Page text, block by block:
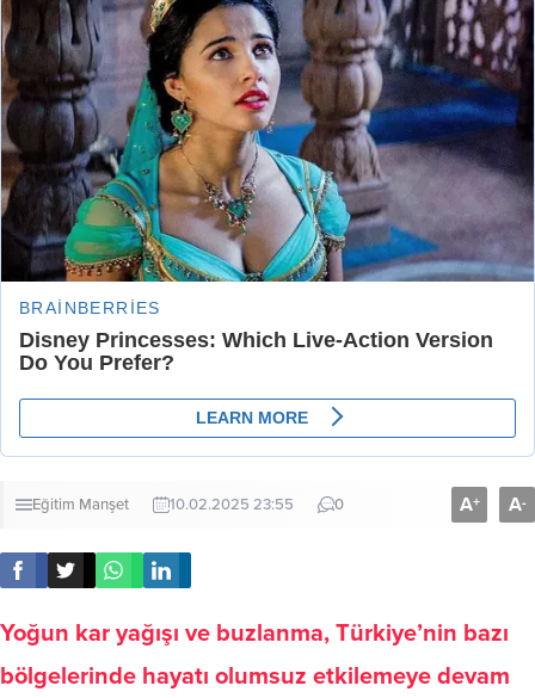
Eğitim Manşet 10.02.2025 23:55 0 A+ A-
Yoğun kar yağışı ve buzlanma, Türkiye’nin bazı
bölgelerinde hayatı olumsuz etkilemeye devam